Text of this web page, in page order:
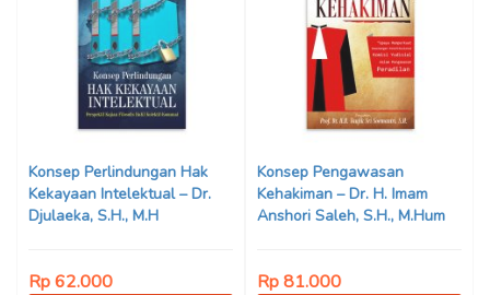
Konsep Perlindungan Hak
Kekayaan Intelektual – Dr.
Djulaeka, S.H., M.H
Rp 62.000
Konsep Pengawasan
Kehakiman – Dr. H. Imam
Anshori Saleh, S.H., M.Hum
Rp 81.000